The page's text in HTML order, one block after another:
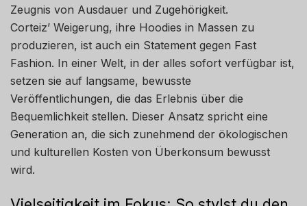
Zeugnis von Ausdauer und Zugehörigkeit.
Corteiz’ Weigerung, ihre Hoodies in Massen zu
produzieren, ist auch ein Statement gegen Fast
Fashion. In einer Welt, in der alles sofort verfügbar ist,
setzen sie auf langsame, bewusste
Veröffentlichungen, die das Erlebnis über die
Bequemlichkeit stellen. Dieser Ansatz spricht eine
Generation an, die sich zunehmend der ökologischen
und kulturellen Kosten von Überkonsum bewusst
wird.